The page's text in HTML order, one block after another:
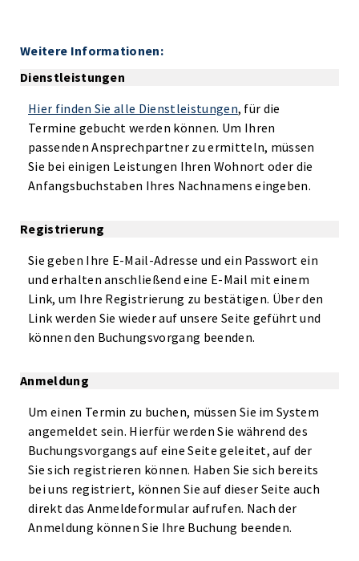
Weitere Informationen:
Dienstleistungen
Hier finden Sie alle Dienstleistungen, für die
Termine gebucht werden können. Um Ihren
passenden Ansprechpartner zu ermitteln, müssen
Sie bei einigen Leistungen Ihren Wohnort oder die
Anfangsbuchstaben Ihres Nachnamens eingeben.
Registrierung
Sie geben Ihre E-Mail-Adresse und ein Passwort ein
und erhalten anschließend eine E-Mail mit einem
Link, um Ihre Registrierung zu bestätigen. Über den
Link werden Sie wieder auf unsere Seite geführt und
können den Buchungsvorgang beenden.
Anmeldung
Um einen Termin zu buchen, müssen Sie im System
angemeldet sein. Hierfür werden Sie während des
Buchungsvorgangs auf eine Seite geleitet, auf der
Sie sich registrieren können. Haben Sie sich bereits
bei uns registriert, können Sie auf dieser Seite auch
direkt das Anmeldeformular aufrufen. Nach der
Anmeldung können Sie Ihre Buchung beenden.